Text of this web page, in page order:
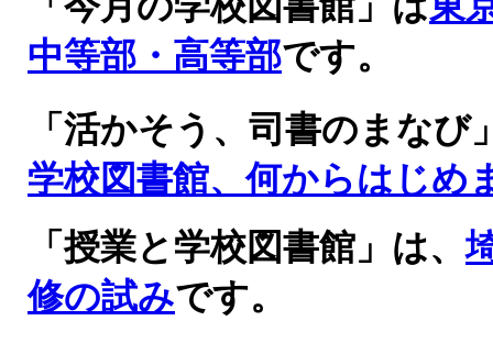
中等部・高等部です。
「活かそう、司書のまなび
学校図書館、何からはじめ
「授業と学校図書館」は、
修の試みです。